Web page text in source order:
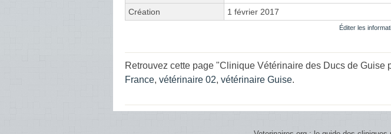
Création
1 février 2017
Éditer les
Retrouvez cette page "Clinique Vétérinaire des Ducs de Guise
France, vétérinaire 02, vétérinaire Guise.